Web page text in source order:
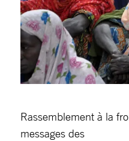
Rassemblement à la
messages​ des